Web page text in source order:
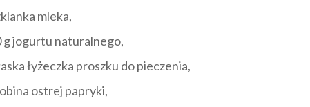
mleka,
g jogurtu naturalnego,
łyżeczka proszku do pieczenia,
ostrej papryki,